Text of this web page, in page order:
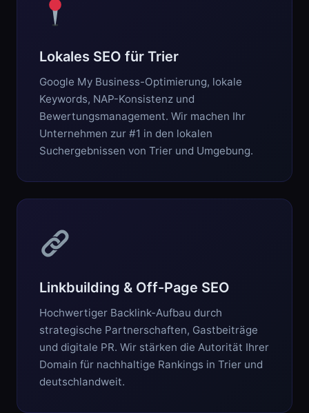
Lokales SEO für Trier
Google My Business-Optimierung, lokale
Keywords, NAP-Konsistenz und
Bewertungsmanagement. Wir machen Ihr
Unternehmen zur #1 in den lokalen
Suchergebnissen von Trier und Umgebung.
Linkbuilding & Off-Page SEO
Hochwertiger Backlink-Aufbau durch
strategische Partnerschaften, Gastbeiträge
und digitale PR. Wir stärken die Autorität Ihrer
Domain für nachhaltige Rankings in Trier und
deutschlandweit.